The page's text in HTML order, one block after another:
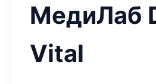
МедиЛаб
Vital